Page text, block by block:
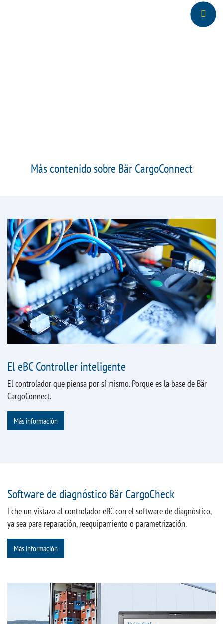
Más contenido sobre Bär CargoConnect
El eBC Controller inteligente
El controlador que piensa por sí mismo. Porque es la base de Bär
CargoConnect.
Más información
Software de diagnóstico Bär CargoCheck
Eche un vistazo al controlador eBC con el software de diagnóstico,
ya sea para reparación, reequipamiento o parametrización.
Más información